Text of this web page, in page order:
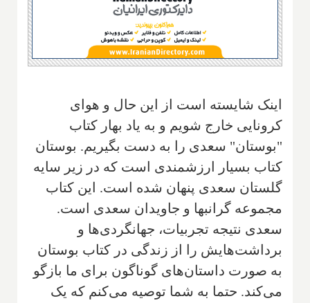
اینک شایسته است از این حال و هوای
کرونایی خارج شویم و به یاد بهار کتاب
"بوستان" سعدی را به دست بگیریم. بوستان
کتاب بسیار ارزشمندی است که در زیر سایه
گلستان سعدی پنهان شده است. این کتاب
مجموعه گرانبها و جاویدان سعدی است.
سعدی نتیجه تجربیات، جهانگردی‌ها و
برداشت‌هایش را از زندگی در کتاب بوستان
به صورت داستان‌های گوناگون برای ما بازگو
می‌کند. حتما به شما توصیه می‌کنم که یک